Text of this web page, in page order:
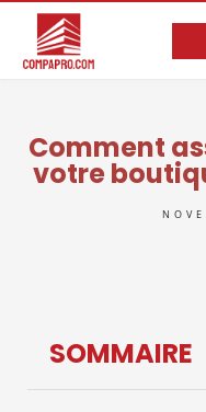
Comment
votre
SOMMAIRE